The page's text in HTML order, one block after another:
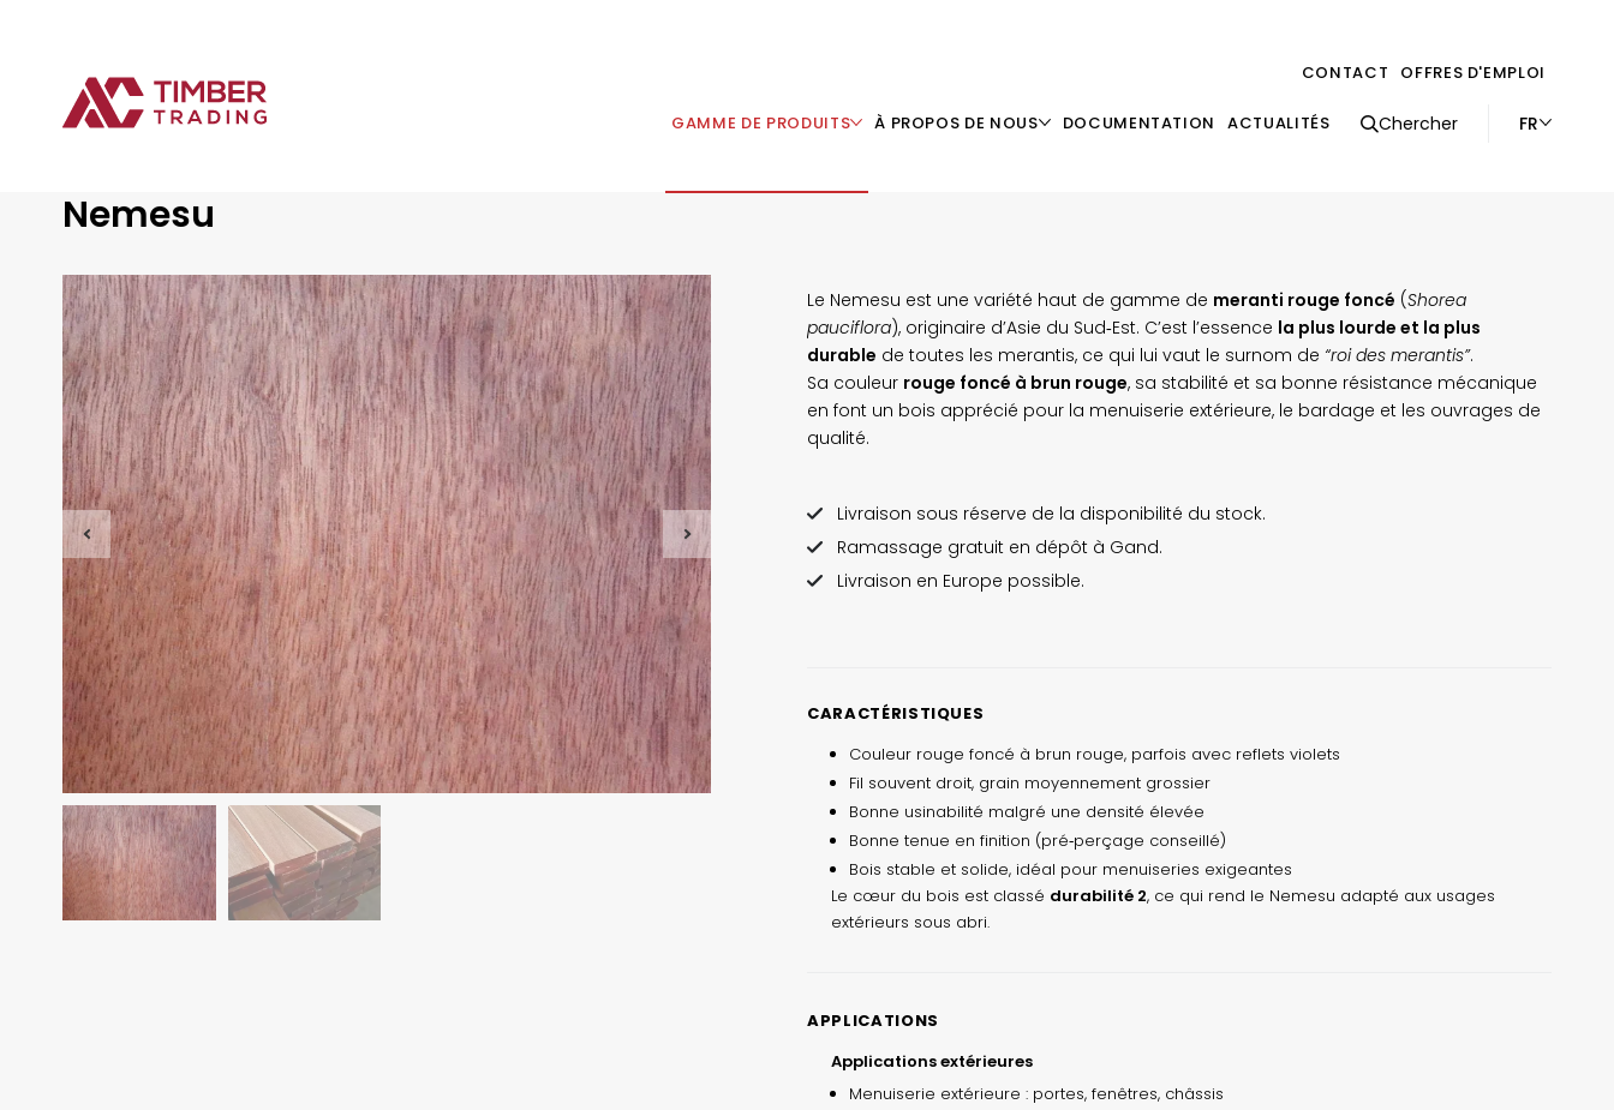
CONTACT OFFRES D'EMPLOI
GAMME DE PRODUITS À PROPOS DE NOUS DOCUMENTATION ACTUALITÉS Chercher FR
Offre Nemesu
Nemesu
Le Nemesu est une variété haut de gamme de meranti rouge foncé (Shorea
pauciflora), originaire d’Asie du Sud‑Est. C’est l’essence la plus lourde et la plus
durable de toutes les merantis, ce qui lui vaut le surnom de “roi des merantis”.
Sa couleur rouge foncé à brun rouge, sa stabilité et sa bonne résistance mécanique
en font un bois apprécié pour la menuiserie extérieure, le bardage et les ouvrages de
qualité.
Livraison sous réserve de la disponibilité du stock.
Ramassage gratuit en dépôt à Gand.
Livraison en Europe possible.
CARACTÉRISTIQUES
Couleur rouge foncé à brun rouge, parfois avec reflets violets
Fil souvent droit, grain moyennement grossier
Bonne usinabilité malgré une densité élevée
Bonne tenue en finition (pré‑perçage conseillé)
Bois stable et solide, idéal pour menuiseries exigeantes
Le cœur du bois est classé durabilité 2, ce qui rend le Nemesu adapté aux usages
extérieurs sous abri.
APPLICATIONS
Applications extérieures
Menuiserie extérieure : portes, fenêtres, châssis